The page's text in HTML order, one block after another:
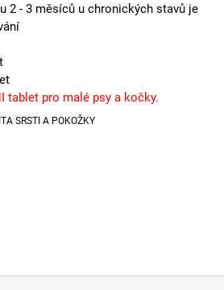
2 - 3 měsíců u chronických stavů je
tablet pro malé psy a kočky.
SRSTI A POKOŽKY